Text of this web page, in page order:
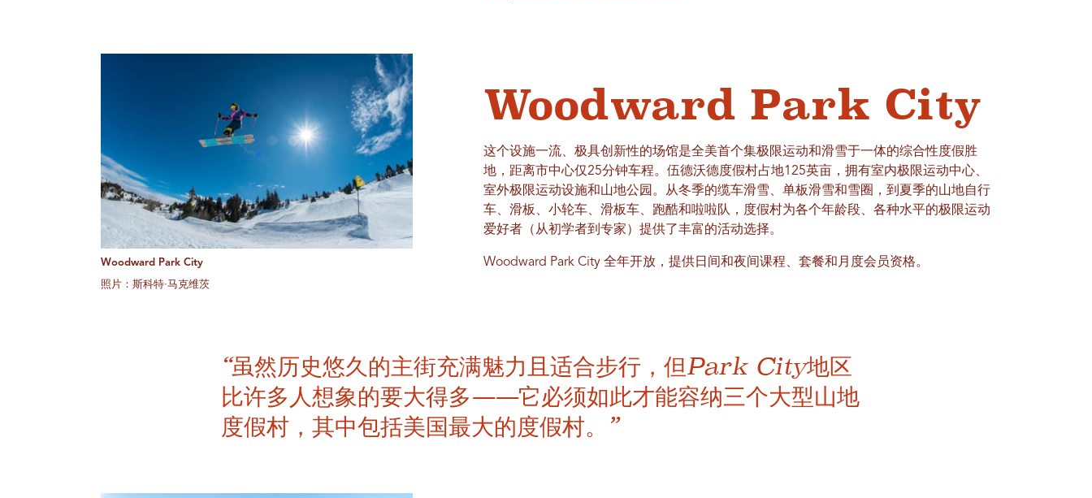
Woodward Park City
照片：斯科特·马克维茨
Woodward Park City
这个设施一流、极具创新性的场馆是全美首个集极限运动和滑雪于一体的综合性度假胜
地，距离市中心仅25分钟车程。伍德沃德度假村占地125英亩，拥有室内极限运动中心、
室外极限运动设施和山地公园。从冬季的缆车滑雪、单板滑雪和雪圈，到夏季的山地自行
车、滑板、小轮车、滑板车、跑酷和啦啦队，度假村为各个年龄段、各种水平的极限运动
爱好者（从初学者到专家）提供了丰富的活动选择。
Woodward Park City 全年开放，提供日间和夜间课程、套餐和月度会员资格。
“虽然历史悠久的主街充满魅力且适合步行，但Park City地区
比许多人想象的要大得多——它必须如此才能容纳三个大型山地
度假村，其中包括美国最大的度假村。”